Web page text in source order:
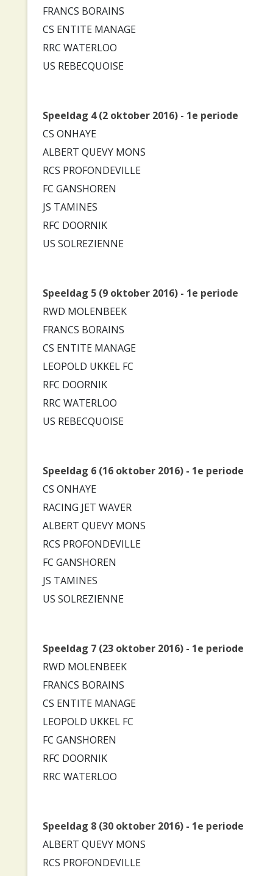
FRANCS BORAINS
CS ENTITE MANAGE
RRC WATERLOO
US REBECQUOISE
Speeldag 4 (2 oktober 2016) - 1e periode
CS ONHAYE
ALBERT QUEVY MONS
RCS PROFONDEVILLE
FC GANSHOREN
JS TAMINES
RFC DOORNIK
US SOLREZIENNE
Speeldag 5 (9 oktober 2016) - 1e periode
RWD MOLENBEEK
FRANCS BORAINS
CS ENTITE MANAGE
LEOPOLD UKKEL FC
RFC DOORNIK
RRC WATERLOO
US REBECQUOISE
Speeldag 6 (16 oktober 2016) - 1e periode
CS ONHAYE
RACING JET WAVER
ALBERT QUEVY MONS
RCS PROFONDEVILLE
FC GANSHOREN
JS TAMINES
US SOLREZIENNE
Speeldag 7 (23 oktober 2016) - 1e periode
RWD MOLENBEEK
FRANCS BORAINS
CS ENTITE MANAGE
LEOPOLD UKKEL FC
FC GANSHOREN
RFC DOORNIK
RRC WATERLOO
Speeldag 8 (30 oktober 2016) - 1e periode
ALBERT QUEVY MONS
RCS PROFONDEVILLE